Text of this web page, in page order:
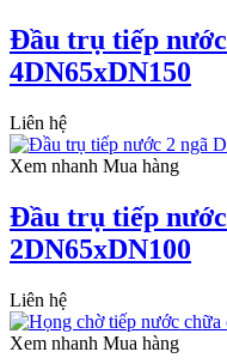
Đầu trụ tiếp
4DN65xDN150
Liên hệ
Xem nhanh Mua hàng
Đầu trụ tiếp
2DN65xDN100
Liên hệ
Xem nhanh Mua hàng